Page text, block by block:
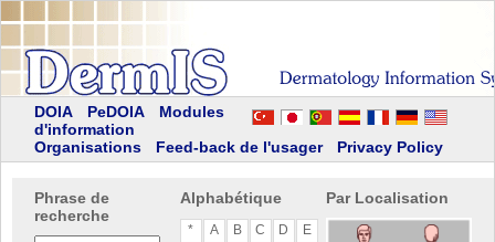
DOIA PeDOIA
Modules
d'information
Organisations
Feed-back de l'usager Privacy Policy
Phrase de
recherche
Alphabétique
* A B C D
E
Par Localisation